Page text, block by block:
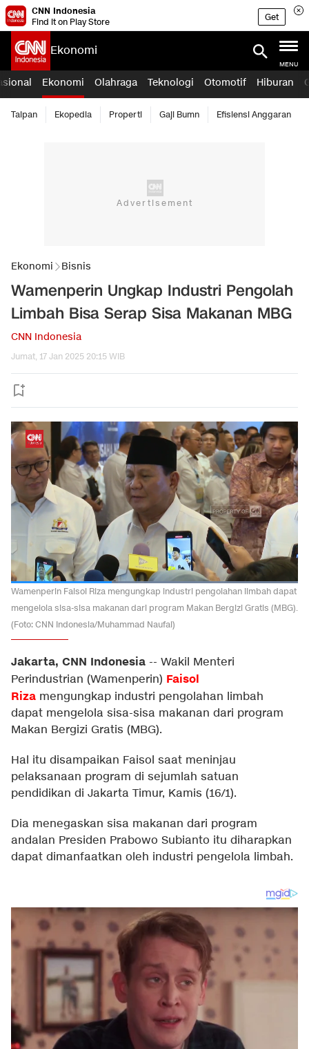
CNN Indonesia
Find it on Play Store
Get
Ekonomi
MENU
Ekonomi Olahraga Teknologi Otomotif Hiburan
Taipan Ekopedia Properti Gaji Bumn Efisiensi Anggaran
Ekonomi Bisnis
Wamenperin Ungkap Industri Pengolah
Limbah Bisa Serap Sisa Makanan MBG
CNN Indonesia
Jumat, 17 Jan 2025 20:15 WIB
Wamenperin Faisol Riza mengungkap industri pengolahan limbah dapat
mengelola sisa-sisa makanan dari program Makan Bergizi Gratis (MBG).
(Foto: CNN Indonesia/Muhammad Naufal)
Jakarta, CNN Indonesia -- Wakil Menteri
Perindustrian (Wamenperin) Faisol
Riza mengungkap industri pengolahan limbah
dapat mengelola sisa-sisa makanan dari program
Makan Bergizi Gratis (MBG).
Hal itu disampaikan Faisol saat meninjau
pelaksanaan program di sejumlah satuan
pendidikan di Jakarta Timur, Kamis (16/1).
Dia menegaskan sisa makanan dari program
andalan Presiden Prabowo Subianto itu diharapkan
dapat dimanfaatkan oleh industri pengelola limbah.